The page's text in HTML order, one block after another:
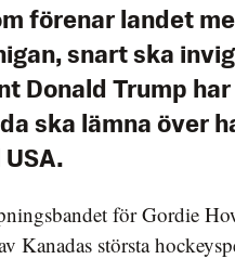
förenar landet
snart ska
Donald Trump
ska lämna över
för Gordie
Kanadas största